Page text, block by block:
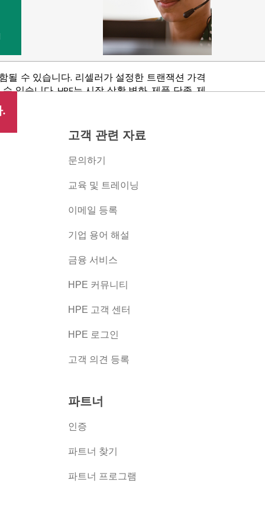
될 수 있습니다. 리셀러가 설정한 트랜잭션 가격
있습니다. HPE는 시장 상황 변화, 제품 단종, 제
를 보유합니다.
고객 관련 자료
문의하기
교육 및 트레이닝
이메일 등록
기업 용어 해설
금융 서비스
HPE 커뮤니티
HPE 고객 센터
HPE 로그인
고객 의견 등록
파트너
인증
파트너 찾기
파트너 프로그램